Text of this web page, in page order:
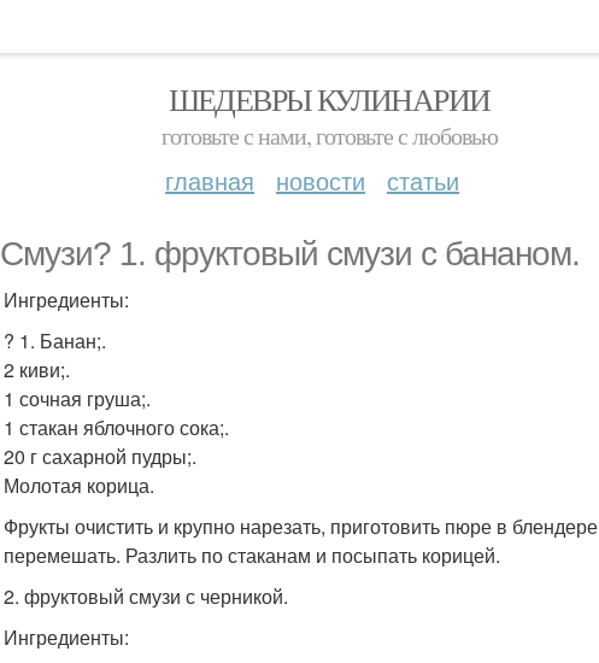
ШЕДЕВРЫ КУЛИНАРИИ
готовьте с нами, готовьте с любовью
главная новости статьи
Смузи? 1. фруктовый смузи с бананом.
Ингредиенты:
? 1. Банан;.
2 киви;.
1 сочная груша;.
1 стакан яблочного сока;.
20 г сахарной пудры;.
Молотая корица.
Фрукты очистить и крупно нарезать, приготовить пюре в
перемешать. Разлить по стаканам и посыпать корицей.
2. фруктовый смузи с черникой.
Ингредиенты: